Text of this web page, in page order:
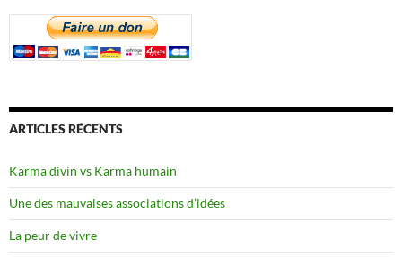
ARTICLES RÉCENTS
Karma divin vs Karma humain
Une des mauvaises associations d’idées
La peur de vivre